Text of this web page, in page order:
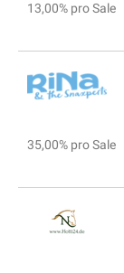
13,00% pro Sale
35,00% pro Sale